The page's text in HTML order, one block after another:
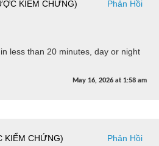
KIỂM CHỨNG)
Phản Hồi
less than 20 minutes, day or night
May 16, 2026 at 1:58 am
KIỂM CHỨNG)
Phản Hồi